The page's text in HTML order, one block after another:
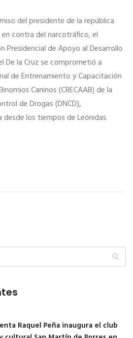
del presidente de la república
en contra del narcotráfico, el
Presidencial de Apoyo al Desarrollo
De la Cruz se comprometió a
de Entrenamiento y Capacitación
Caninos (CRECAAB) de la
de Drogas (DNCD),
los tiempos de Leónidas
Raquel Peña inaugura el club